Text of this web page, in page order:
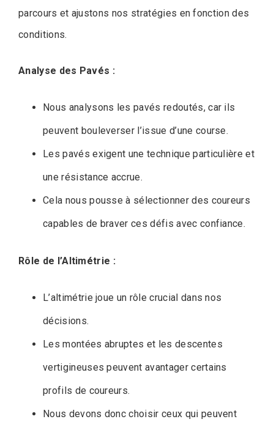
parcours et ajustons nos stratégies en fonction des
conditions.
Analyse des Pavés :
Nous analysons les pavés redoutés, car ils
peuvent bouleverser l’issue d’une course.
Les pavés exigent une technique particulière et
une résistance accrue.
Cela nous pousse à sélectionner des coureurs
capables de braver ces défis avec confiance.
Rôle de l’Altimétrie :
L’altimétrie joue un rôle crucial dans nos
décisions.
Les montées abruptes et les descentes
vertigineuses peuvent avantager certains
profils de coureurs.
Nous devons donc choisir ceux qui peuvent